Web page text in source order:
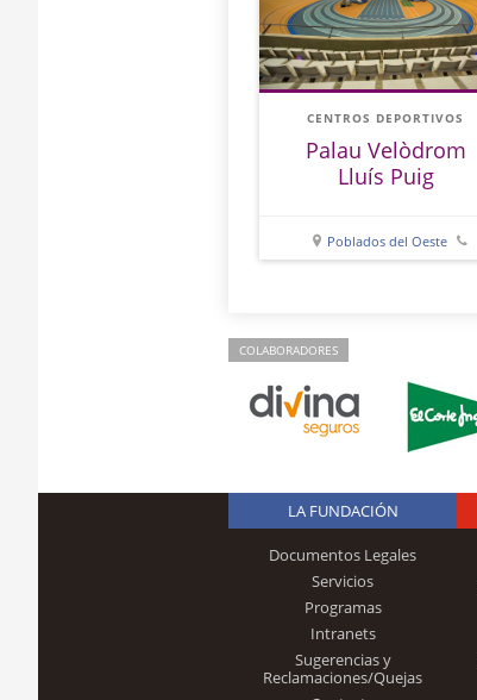
CENTROS DEPORTIVOS
Palau Velòdrom
Lluís Puig
Poblados del Oeste
COLABORADORES
LA FUNDACIÓN
Documentos Legales
Servicios
Programas
Intranets
Sugerencias y
Reclamaciones/Quejas